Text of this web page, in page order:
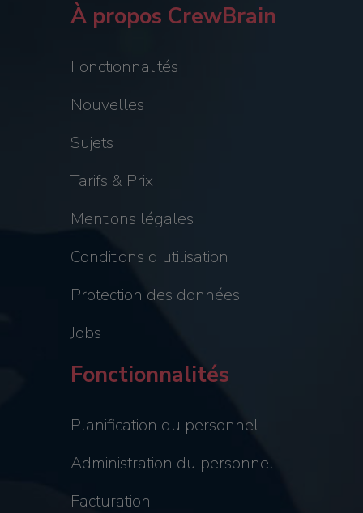
À propos CrewBrain
Fonctionnalités
Nouvelles
Sujets
Tarifs & Prix
Mentions légales
Conditions d'utilisation
Protection des données
Jobs
Fonctionnalités
Planification du personnel
Administration du personnel
Facturation